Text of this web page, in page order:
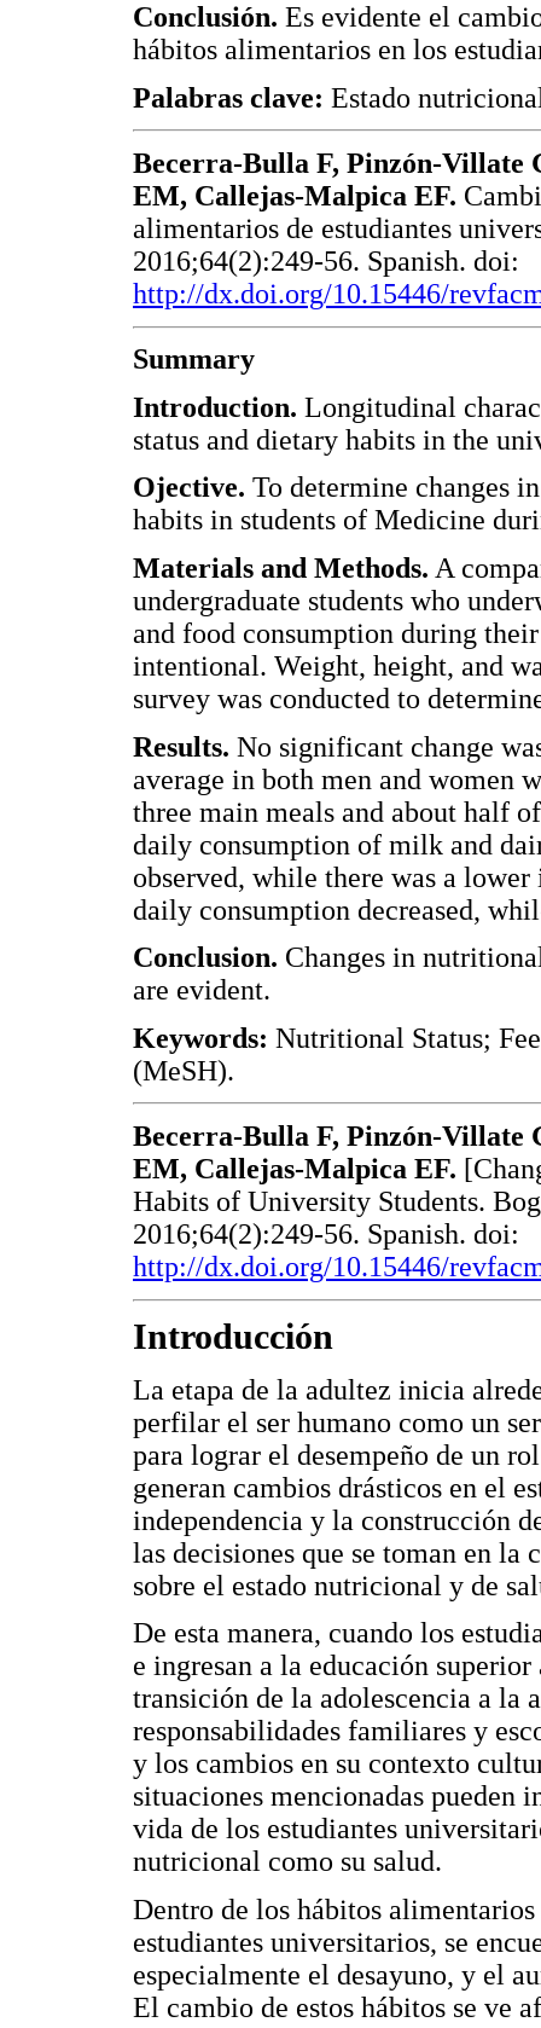
Conclusión. Es evidente el
hábitos alimentarios en los
Palabras clave: Estado
Becerra-Bulla F, Pinzón-
EM, Callejas-Malpica EF.
alimentarios de estudiantes
2016;64(2):249-56. Spanish. doi:
http://dx.doi.org/10.15446/
Summary
Introduction. Longitudinal
status and dietary habits in the
Ojective. To determine changes
habits in students of Medicine
Materials and Methods. A
undergraduate students who
and food consumption during
intentional. Weight, height, and
survey was conducted to
Results. No significant change
average in both men and women
three main meals and about half
daily consumption of milk and
observed, while there was a
daily consumption decreased,
Conclusion. Changes in
are evident.
Keywords: Nutritional Status;
(MeSH).
Becerra-Bulla F, Pinzón-
EM, Callejas-Malpica EF.
Habits of University Students.
2016;64(2):249-56. Spanish. doi:
http://dx.doi.org/10.15446/
Introducción
La etapa de la adultez inicia
perfilar el ser humano como un
para lograr el desempeño de un
generan cambios drásticos en el
independencia y la construcción
las decisiones que se toman en
sobre el estado nutricional y de
De esta manera, cuando los
e ingresan a la educación
transición de la adolescencia a la
responsabilidades familiares y
y los cambios en su contexto
situaciones mencionadas
vida de los estudiantes
nutricional como su salud.
Dentro de los hábitos
estudiantes universitarios, se
especialmente el desayuno, y el
El cambio de estos hábitos se ve